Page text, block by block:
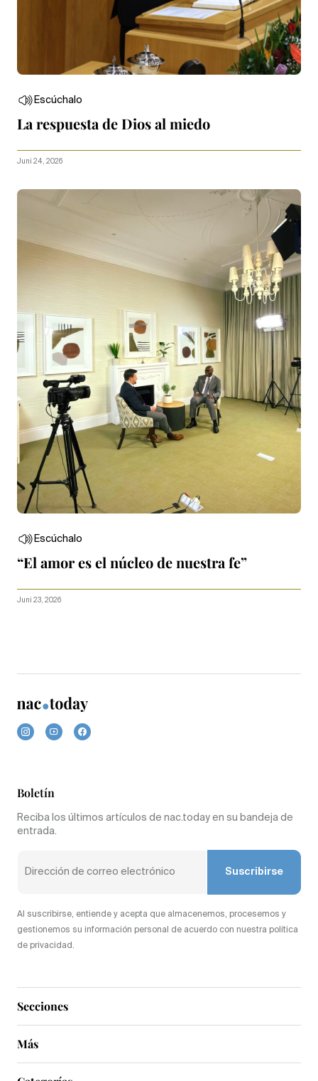
Escúchalo
La respuesta de Dios al miedo
Juni 24, 2026
Escúchalo
“El amor es el núcleo de nuestra fe”
Juni 23, 2026
Secciones
Más
Boletín
Reciba los últimos artículos de nac.today en su bandeja de
entrada.
Suscribirse
Al suscribirse, entiende y acepta que almacenemos, procesemos y
gestionemos su información personal de acuerdo con nuestra política
de privacidad.